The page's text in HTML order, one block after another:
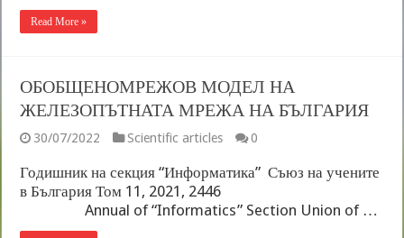
Read More »
ОБОБЩЕНОМРЕЖОВ МОДЕЛ НА
ЖЕЛЕЗОПЪТНАТА МРЕЖА НА БЪЛГАРИЯ
30/07/2022 Scientific articles 0
Годишник на секция “Информатика” Съюз на учените
в България Том 11, 2021, 24­46
Annual of “Informatics” Section Union of …